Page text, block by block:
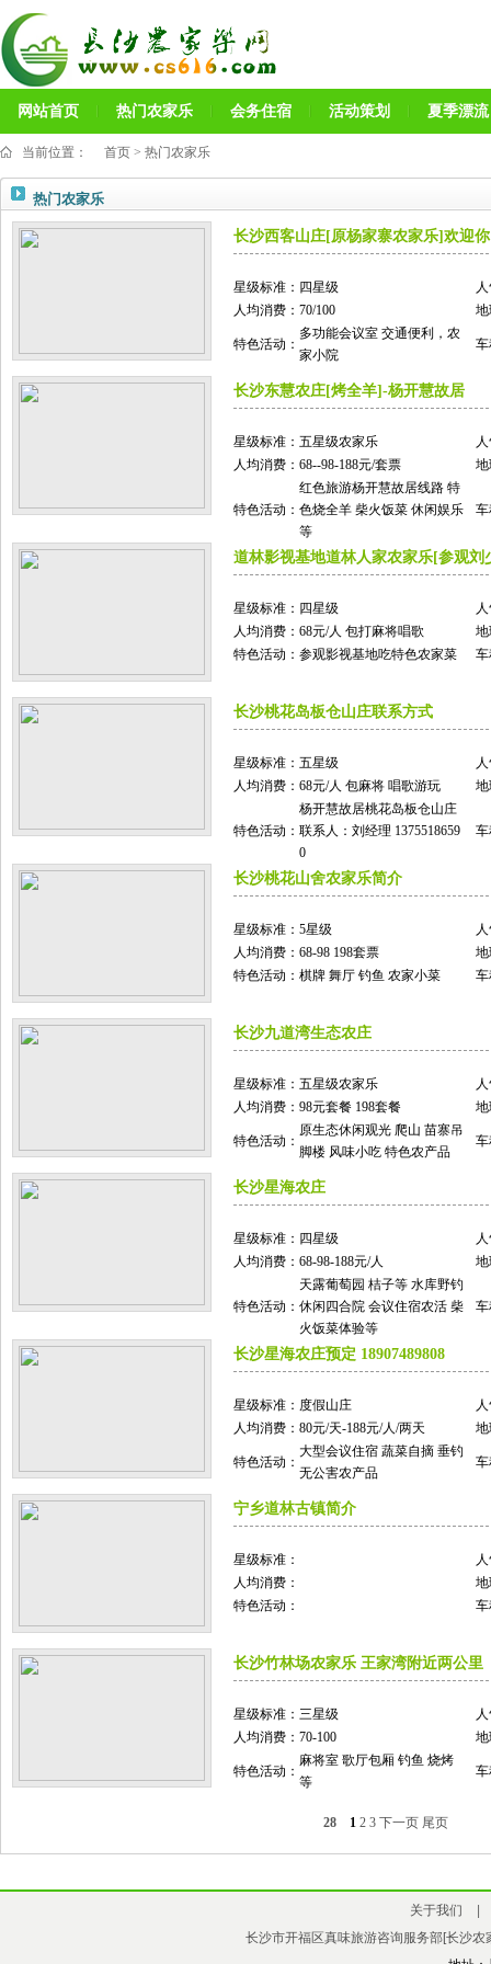
网站首页 热门农家乐 会务住宿 活动策划 夏季漂流
当前位置： 首页 > 热门农家乐
热门农家乐
长沙西客山庄[原杨家寨农家乐]欢迎你
星级标准： 四星级
人均消费： 70/100
特色活动：
多功能会议室 交通便利，农
家小院
长沙东慧农庄[烤全羊]-杨开慧故居
星级标准： 五星级农家乐
人均消费： 68--98-188元/套票
特色活动：
红色旅游杨开慧故居线路 特
色烧全羊 柴火饭菜 休闲娱乐
等
道林影视基地道林人家农家乐[参观刘
星级标准： 四星级
人均消费： 68元/人 包打麻将唱歌
特色活动： 参观影视基地吃特色农家菜
长沙桃花岛板仓山庄联系方式
星级标准： 五星级
人均消费： 68元/人 包麻将 唱歌游玩
特色活动：
杨开慧故居桃花岛板仓山庄
联系人：刘经理 1375518659
0
长沙桃花山舍农家乐简介
星级标准： 5星级
人均消费： 68-98 198套票
特色活动： 棋牌 舞厅 钓鱼 农家小菜
长沙九道湾生态农庄
星级标准： 五星级农家乐
人均消费： 98元套餐 198套餐
特色活动：
原生态休闲观光 爬山 苗寨吊
脚楼 风味小吃 特色农产品
长沙星海农庄
星级标准： 四星级
人均消费： 68-98-188元/人
特色活动：
天露葡萄园 桔子等 水库野钓
休闲四合院 会议住宿农活 柴
火饭菜体验等
长沙星海农庄预定 18907489808
星级标准： 度假山庄
人均消费： 80元/天-188元/人/两天
特色活动：
大型会议住宿 蔬菜自摘 垂钓
无公害农产品
宁乡道林古镇简介
星级标准：
人均消费：
特色活动：
长沙竹林场农家乐 王家湾附近两公里
星级标准： 三星级
人均消费： 70-100
特色活动：
麻将室 歌厅包厢 钓鱼 烧烤
等
28 1 2 3 下一页 尾页
关于我们
长沙市开福区真味旅游咨询服务部[长沙农